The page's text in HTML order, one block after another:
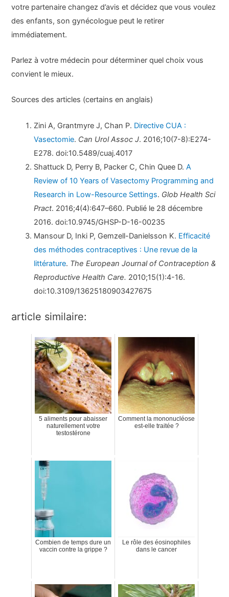
votre partenaire changez d’avis et décidez que vous voulez
des enfants, son gynécologue peut le retirer
immédiatement.
Parlez à votre médecin pour déterminer quel choix vous
convient le mieux.
Sources des articles (certains en anglais)
Zini A, Grantmyre J, Chan P. Directive CUA :
Vasectomie. Can Urol Assoc J. 2016;10(7-8):E274-
E278. doi:10.5489/cuaj.4017
Shattuck D, Perry B, Packer C, Chin Quee D.A
Review of 10 Years of Vasectomy Programming and
Research in Low-Resource Settings. Glob Health Sci
Pract. 2016;4(4):647–660. Publié le 28 décembre
2016. doi:10.9745/GHSP-D-16-00235
Mansour D, Inki P, Gemzell-Danielsson K. Efficacité
des méthodes contraceptives : Une revue de la
littérature. The European Journal of Contraception &
Reproductive Health Care. 2010;15(1):4-16.
doi:10.3109/13625180903427675
article similaire:
5 aliments pour abaisser
naturellement votre
testostérone
Comment la mononucléose
est-elle traitée ?
Combien de temps dure un
vaccin contre la grippe ?
Le rôle des éosinophiles
dans le cancer